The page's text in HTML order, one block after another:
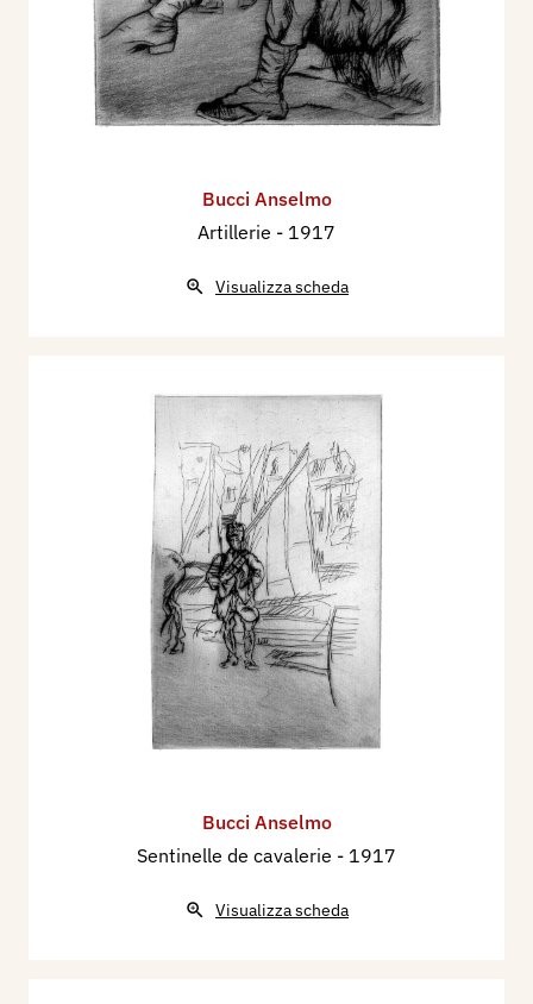
Bucci Anselmo
Artillerie - 1917
Visualizza scheda
Bucci Anselmo
Sentinelle de cavalerie - 1917
Visualizza scheda